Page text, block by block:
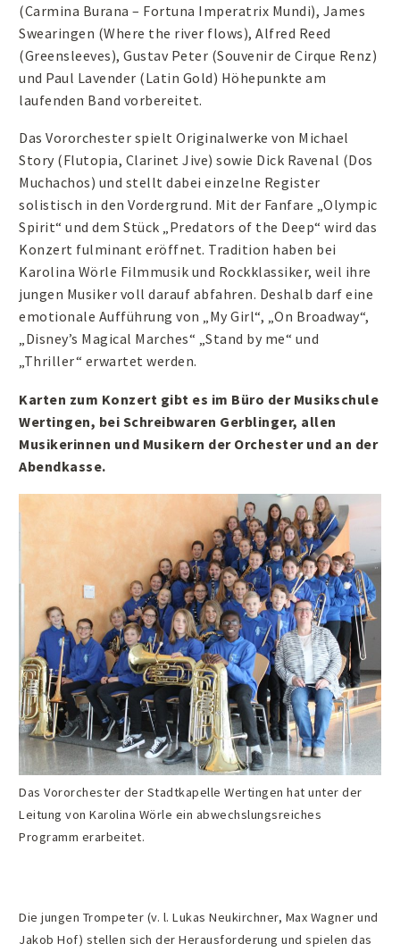
(Carmina Burana – Fortuna Imperatrix Mundi), James
Swearingen (Where the river flows), Alfred Reed
(Greensleeves), Gustav Peter (Souvenir de Cirque Renz)
und Paul Lavender (Latin Gold) Höhepunkte am
laufenden Band vorbereitet.
Das Vororchester spielt Originalwerke von Michael
Story (Flutopia, Clarinet Jive) sowie Dick Ravenal (Dos
Muchachos) und stellt dabei einzelne Register
solistisch in den Vordergrund. Mit der Fanfare „Olympic
Spirit“ und dem Stück „Predators of the Deep“ wird das
Konzert fulminant eröffnet. Tradition haben bei
Karolina Wörle Filmmusik und Rockklassiker, weil ihre
jungen Musiker voll darauf abfahren. Deshalb darf eine
emotionale Aufführung von „My Girl“, „On Broadway“,
„Disney’s Magical Marches“ „Stand by me“ und
„Thriller“ erwartet werden.
Karten zum Konzert gibt es im Büro der Musikschule
Wertingen, bei Schreibwaren Gerblinger, allen
Musikerinnen und Musikern der Orchester und an der
Abendkasse.
Das Vororchester der Stadtkapelle Wertingen hat unter der
Leitung von Karolina Wörle ein abwechslungsreiches
Programm erarbeitet.
Die jungen Trompeter (v. l. Lukas Neukirchner, Max Wagner und
Jakob Hof) stellen sich der Herausforderung und spielen das